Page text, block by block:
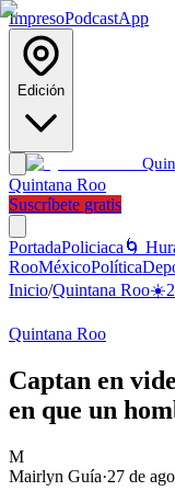
ImpresoPodcastApp
Edición
Quintana Roo
Suscríbete gratis
PortadaPoliciaca 🌀
RooMéxicoPolítica
Inicio/Quintana Roo☀️
Quintana Roo
Captan en
en que un
M
Mairlyn Guía·27 de